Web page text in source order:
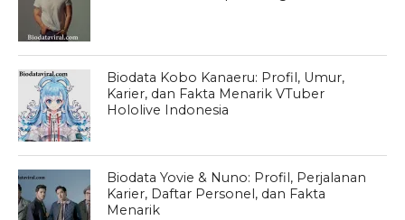
Biodata Kobo Kanaeru: Profil, Umur,
Karier, dan Fakta Menarik VTuber
Hololive Indonesia
Biodata Yovie & Nuno: Profil, Perjalanan
Karier, Daftar Personel, dan Fakta
Menarik